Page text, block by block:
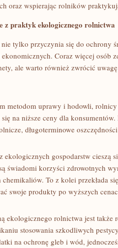
oraz wspierając‌ rolników⁤
z ⁢praktyk​ ekologicznego rolnictwa
tylko przyczynia się do ⁢ochrony
Coraz więcej osób
ale warto również zwrócić
metodom uprawy‍ i hodowli,
na niższe ⁣ceny dla
długoterminowe
ekologicznych⁣ gospodarstw ‍cieszą
świadomi korzyści​ zdrowotnych
To ‌z⁢ kolei przekłada
swoje produkty po wyższych
ekologicznego rolnictwa jest⁤ także
‍stosowania szkodliwych
⁢na‌ ochronę gleb i wód,​